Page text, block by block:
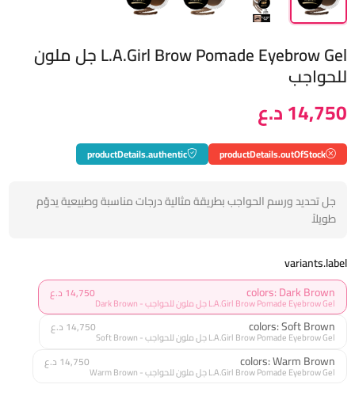
L.A.Girl Brow Pomade Eyebrow Gel جل ملون
للحواجب
14,750 د.ع
productDetails.outOfStock
productDetails.authentic
جل تحديد ورسم الحواجب بطريقة مثالية درجات مناسبة وطبيعية يدوّم
طويلاً
variants.label
colors: Dark Brown
L.A.Girl Brow Pomade Eyebrow Gel جل ملون للحواجب - Dark Brown
14,750 د.ع
colors: Soft Brown
L.A.Girl Brow Pomade Eyebrow Gel جل ملون للحواجب - Soft Brown
14,750 د.ع
colors: Warm Brown
L.A.Girl Brow Pomade Eyebrow Gel جل ملون للحواجب - Warm Brown
14,750 د.ع